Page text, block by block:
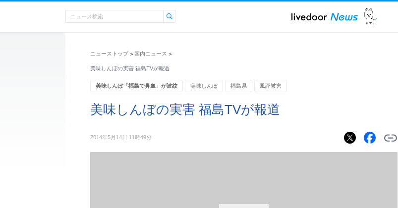
ニューストップ > 国内ニュース >
美味しんぼの実害 福島TVが報道
美味しんぼ「福島で鼻血」が波紋 美味しんぼ 福島県 風評被害
美味しんぼの実害 福島TVが報道
2014年5月14日 11時49分